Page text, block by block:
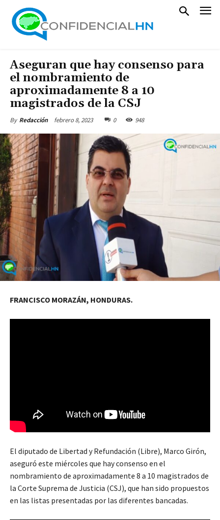
Aseguran que hay consenso para
el nombramiento de
aproximadamente 8 a 10
magistrados de la CSJ
By Redacción febrero 8, 2023 0 948
FRANCISCO MORAZÁN, HONDURAS.
El diputado de Libertad y Refundación (Libre), Marco Girón,
aseguró este miércoles que hay consenso en el
nombramiento de aproximadamente 8 a 10 magistrados de
la Corte Suprema de Justicia (CSJ), que han sido propuestos
en las listas presentadas por las diferentes bancadas.